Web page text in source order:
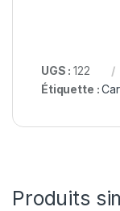
UGS :122
Étiquette :
Produits